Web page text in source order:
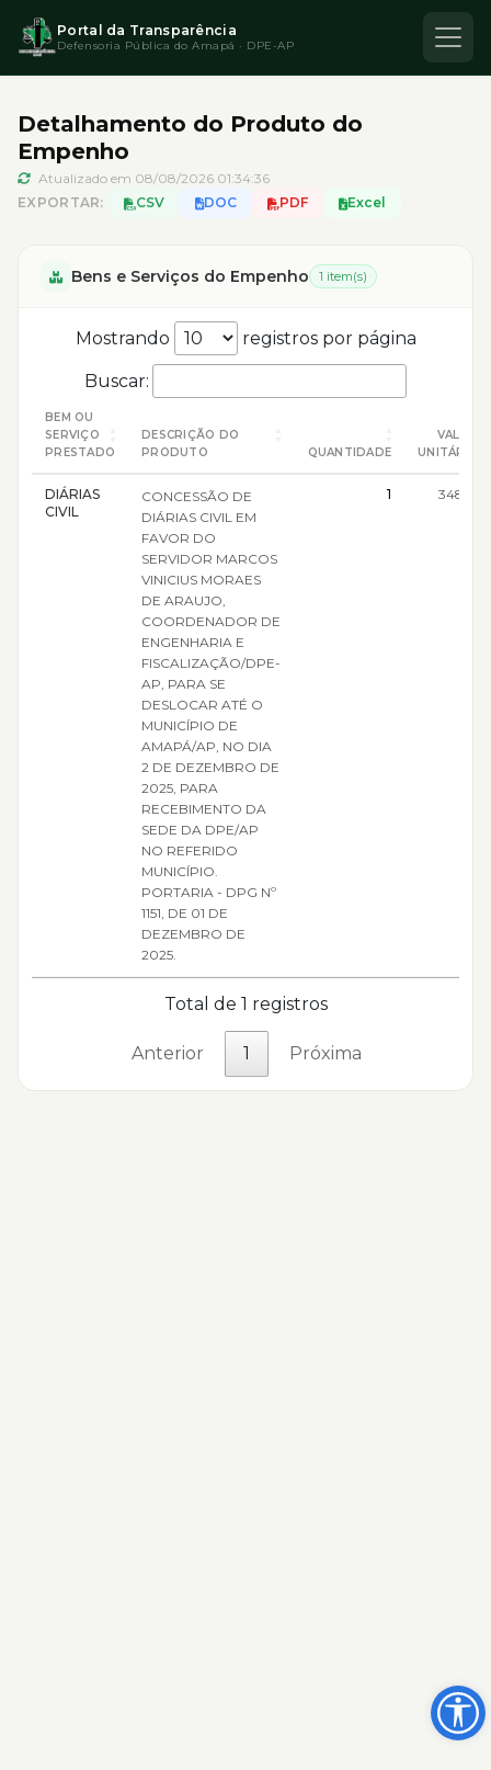
Portal da Transparência
Defensoria Pública do Amapá · DPE-AP
Detalhamento do Produto do
Empenho
Atualizado em 08/08/2026 01:34:36
EXPORTAR:
CSV DOC PDF Excel
Bens e Serviços do Empenho 1 item(s)
Mostrando registros por página
Buscar:
BEM OU
SERVIÇO
PRESTADO
DESCRIÇÃO DO
PRODUTO
QUANTIDADE
VALOR
UNITÁRIO
DIÁRIAS
CIVIL
CONCESSÃO DE
DIÁRIAS CIVIL EM
FAVOR DO
SERVIDOR MARCOS
VINICIUS MORAES
DE ARAUJO,
COORDENADOR DE
ENGENHARIA E
FISCALIZAÇÃO/DPE-
AP, PARA SE
DESLOCAR ATÉ O
MUNICÍPIO DE
AMAPÁ/AP, NO DIA
2 DE DEZEMBRO DE
2025, PARA
RECEBIMENTO DA
SEDE DA DPE/AP
NO REFERIDO
MUNICÍPIO.
PORTARIA - DPG Nº
1151, DE 01 DE
DEZEMBRO DE
2025.
1 348,71
Total de 1 registros
Anterior 1 Próxima